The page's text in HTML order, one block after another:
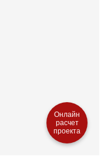
Онлайн
расчет
проекта